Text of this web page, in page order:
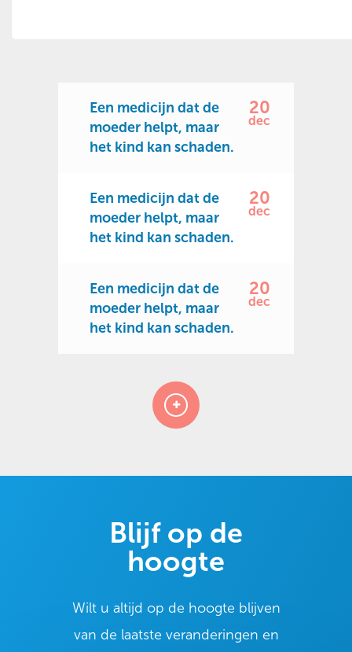
Een medicijn dat de
moeder helpt, maar
het kind kan schaden.
20
dec
Een medicijn dat de
moeder helpt, maar
het kind kan schaden.
20
dec
Een medicijn dat de
moeder helpt, maar
het kind kan schaden.
20
dec
Blijf op de
hoogte
Wilt u altijd op de hoogte blijven
van de laatste veranderingen en